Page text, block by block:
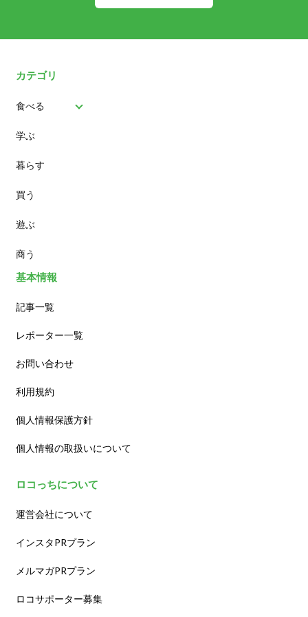
カテゴリ
食べる
パン
スイーツ
ランチ
カフェ
学ぶ
暮らす
買う
遊ぶ
商う
基本情報
記事一覧
レポーター一覧
お問い合わせ
利用規約
個人情報保護方針
個人情報の取扱いについて
ロコっちについて
運営会社について
インスタPRプラン
メルマガPRプラン
ロコサポーター募集